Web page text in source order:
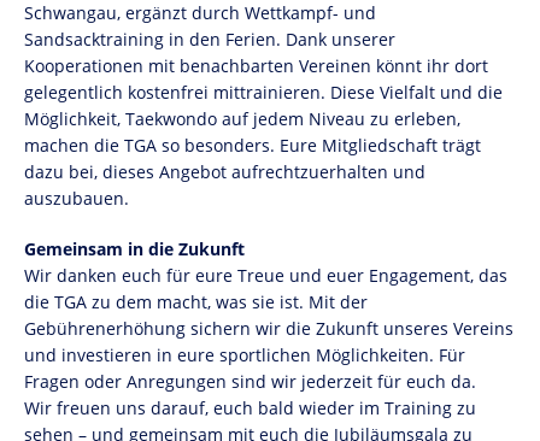
Schwangau, ergänzt durch Wettkampf- und
Sandsacktraining in den Ferien. Dank unserer
Kooperationen mit benachbarten Vereinen könnt ihr dort
gelegentlich kostenfrei mittrainieren. Diese Vielfalt und die
Möglichkeit, Taekwondo auf jedem Niveau zu erleben,
machen die TGA so besonders. Eure Mitgliedschaft trägt
dazu bei, dieses Angebot aufrechtzuerhalten und
auszubauen.
Gemeinsam in die Zukunft
Wir danken euch für eure Treue und euer Engagement, das
die TGA zu dem macht, was sie ist. Mit der
Gebührenerhöhung sichern wir die Zukunft unseres Vereins
und investieren in eure sportlichen Möglichkeiten. Für
Fragen oder Anregungen sind wir jederzeit für euch da.
Wir freuen uns darauf, euch bald wieder im Training zu
sehen – und gemeinsam mit euch die Jubiläumsgala zu